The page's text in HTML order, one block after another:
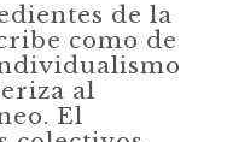
de la
como de
al
El